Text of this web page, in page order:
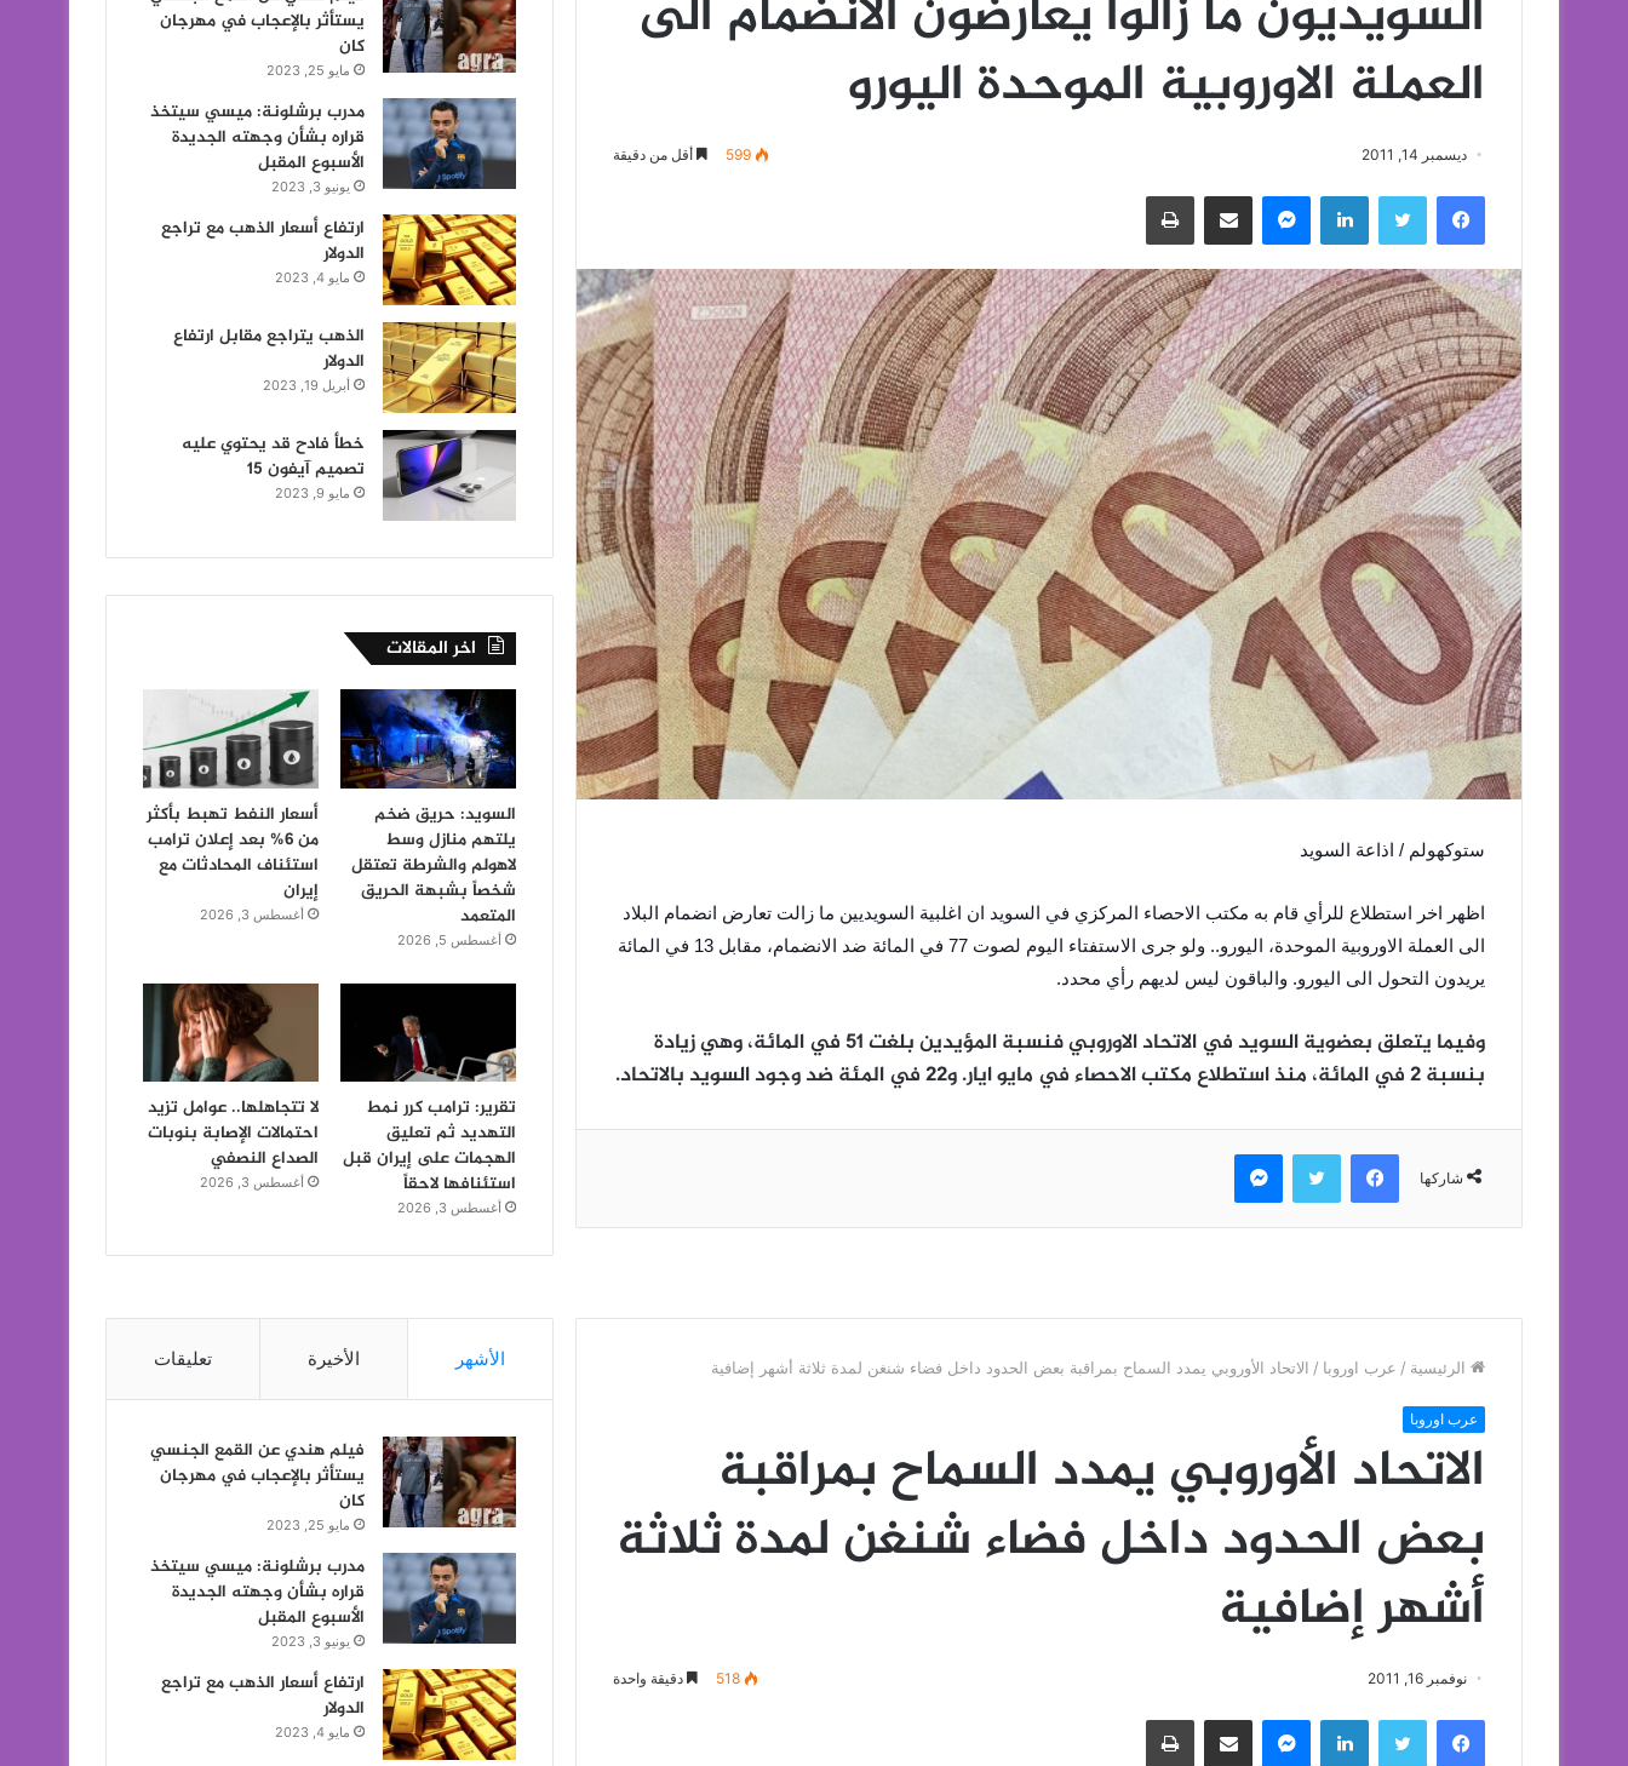
السويديون ما زالوا يعارضون الانضمام الى
العملة الاوروبية الموحدة اليورو
ديسمبر 14, 2011 599 أقل من دقيقة
فيسبوك تويتر لينكدإن ماسنجر مشاركة عبر البريد طباعة
ستوكهولم / اذاعة السويد
اظهر اخر استطلاع للرأي قام به مكتب الاحصاء المركزي في السويد ان اغلبية السويديين ما زالت تعارض انضمام البلاد
الى العملة الاوروبية الموحدة، ال
يورو.. ولو جرى الاستفتاء اليوم لصوت 77 في المائة ضد الانضمام، مقابل 13 في المائة
يريدون التحول الى اليورو. والباقون ليس لديهم رأي محدد.
وفيما يتعلق بعضوية السويد في الاتحاد الاوروبي فنسبة المؤيدين بلغت 51 في المائة، وهي زيادة
بنسبة 2 في المائة، منذ استطلاع مكتب الاحصاء في مايو ايار. و22 في المئة ضد وجود السويد بالاتحاد.
شاركها
فيسبوك تويتر ماسنجر
يستأثر بالإعجاب في مهرجان
كان
مايو 25, 2023
مدرب برشلونة: ميسي سيتخذ
قراره بشأن وجهته الجديدة
الأسبوع المقبل
يونيو 3, 2023
ارتفاع أسعار الذهب مع تراجع
الدولار
مايو 4, 2023
الذهب يتراجع مقابل ارتفاع
الدولار
أبريل 19, 2023
خطأ فادح قد يحتوي عليه
تصميم آيفون 15
مايو 9, 2023
اخر المقالات
السويد: حريق ضخم
يلتهم منازل وسط
لاهولم والشرطة تعتقل
شخصاً بشبهة الحريق
المتعمد
أغسطس 5, 2026
أسعار النفط تهبط بأكثر
من 6% بعد إعلان ترامب
استئناف المحادثات مع
إيران
أغسطس 3, 2026
تقرير: ترامب كرر نمط
التهديد ثم تعليق
الهجمات على إيران قبل
استئنافها لاحقاً
أغسطس 3, 2026
لا تتجاهلها.. عوامل تزيد
احتمالات الإصابة بنوبات
الصداع النصفي
أغسطس 3, 2026